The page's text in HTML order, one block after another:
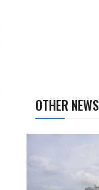
OTHER NEWS